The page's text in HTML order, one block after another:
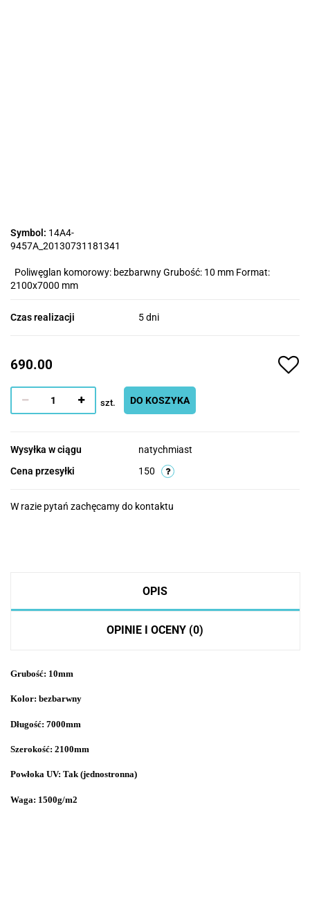
Symbol: 14A4-
9457A_20130731181341
Poliwęglan komorowy: bezbarwny Grubość: 10 mm Format:
2100x7000 mm
Czas realizacji 5 dni
690.00
szt. DO KOSZYKA
Wysyłka w ciągu
natychmiast
Cena przesyłki
150
W razie pytań zachęcamy do kontaktu
OPIS
OPINIE I OCENY (0)
Grubość: 10mm
Kolor: bezbarwny
Długość: 7000mm
Szerokość: 2100mm
Powłoka UV: Tak (jednostronna)
Waga: 1500g/m2